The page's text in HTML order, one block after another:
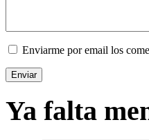
Enviarme por email los
Ya falta